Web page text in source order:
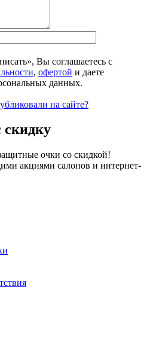
Вы соглашаетесь с
, офертой и даете
данных.
на сайте?
скидку
очки со скидкой!
акциями салонов и интернет-